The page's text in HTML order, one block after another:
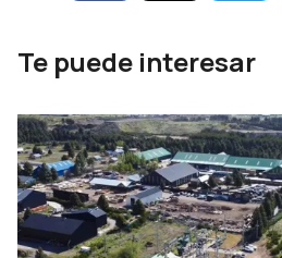
Te puede interesar